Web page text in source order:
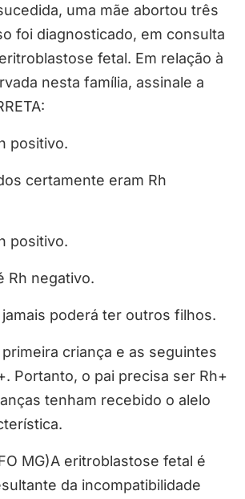
uma mãe abortou três
foi diagnosticado, em consulta
fetal. Em relação à
nesta família, assinale a
positivo.
certamente eram Rh
positivo.
negativo.
poderá ter outros filhos.
criança e as seguintes
Portanto, o pai precisa ser Rh+
tenham recebido o alelo
MG)A eritroblastose fetal é
da incompatibilidade